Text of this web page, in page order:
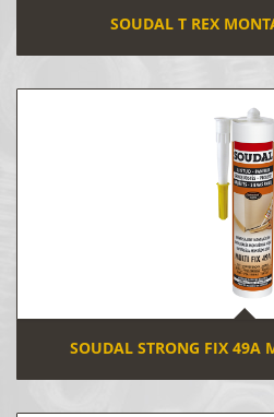
SOUDAL T REX
SOUDAL STRONG FIX 49A